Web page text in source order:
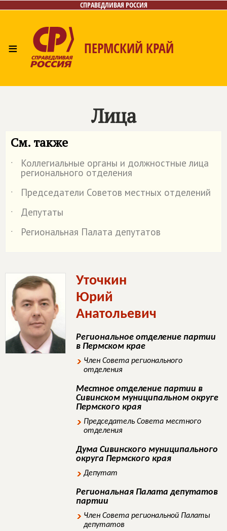
СПРАВЕДЛИВАЯ РОССИЯ
≡ ПЕРМСКИЙ КРАЙ
Контакты
Лица
См. также
˙ Коллегиальные органы и должностные лица
регионального отделения
˙
Председатели Советов местных отделений
˙
Депутаты
˙
Региональная Палата депутатов
Уточкин
Юрий
Анатольевич
Региональное отделение партии
в Пермском крае
Член Совета регионального
отделения
Местное отделение партии в
Сивинском муниципальном округе
Пермского края
Председатель Совета местного
отделения
Дума Сивинского муниципального
округа Пермского края
Депутат
Региональная Палата депутатов
партии
Член Совета региональной Палаты
депутатов